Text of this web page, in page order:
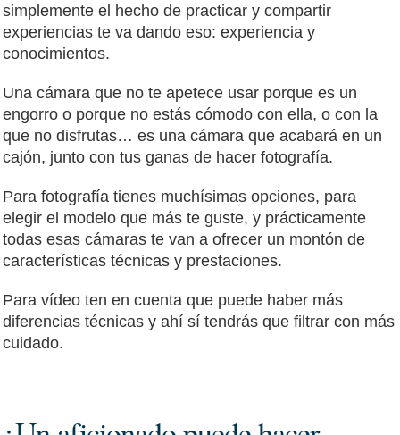
simplemente el hecho de practicar y compartir
experiencias te va dando eso: experiencia y
conocimientos.
Una cámara que no te apetece usar porque es un
engorro o porque no estás cómodo con ella, o con la
que no disfrutas… es una cámara que acabará en un
cajón, junto con tus ganas de hacer fotografía.
Para fotografía tienes muchísimas opciones, para
elegir el modelo que más te guste, y prácticamente
todas esas cámaras te van a ofrecer un montón de
características técnicas y prestaciones.
Para vídeo ten en cuenta que puede haber más
diferencias técnicas y ahí sí tendrás que filtrar con más
cuidado.